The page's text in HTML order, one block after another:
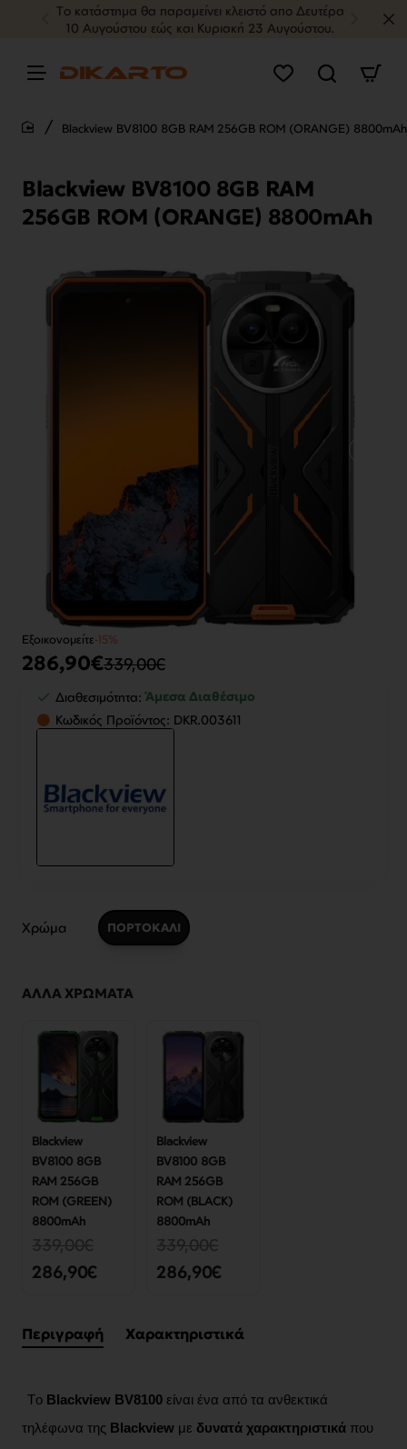
Tο κατάστημα θα παραμείνει κλειστό απο Δευτέρα
10 Αυγούστου εώς και Κυριακή 23 Αυγούστου.
Blackview BV8100 8GB RAM
256GB ROM (ORANGE) 8800mAh
Blackview BV8100 8GB RAM 256GB ROM (ORANGE) 8800mAh
Εξοικονομείτε-15%
286,90€339,00€
Διαθεσιμότητα: Άμεσα Διαθέσιμο
Κωδικός Προϊόντος: DKR.003611
Χρώμα ΠΟΡΤΟΚΑΛΙ
ΆΛΛΑ ΧΡΏΜΑΤΑ
Blackview
BV8100 8GB
RAM 256GB
ROM (GREEN)
8800mAh
339,00€
286,90€
Blackview
BV8100 8GB
RAM 256GB
ROM (BLACK)
8800mAh
339,00€
286,90€
Περιγραφή Χαρακτηριστικά
Τo Blackview BV8100 είναι ένα από τα ανθεκτικά
τηλέφωνα της Blackview με δυνατά χαρακτηριστικά που